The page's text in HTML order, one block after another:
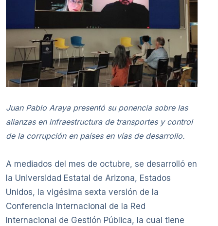
Juan Pablo Araya presentó su ponencia sobre las
alianzas en infraestructura de transportes y control
de la corrupción en países en vías de desarrollo.
A mediados del mes de octubre, se desarrolló en
la Universidad Estatal de Arizona, Estados
Unidos, la vigésima sexta versión de la
Conferencia Internacional de la Red
Internacional de Gestión Pública, la cual tiene